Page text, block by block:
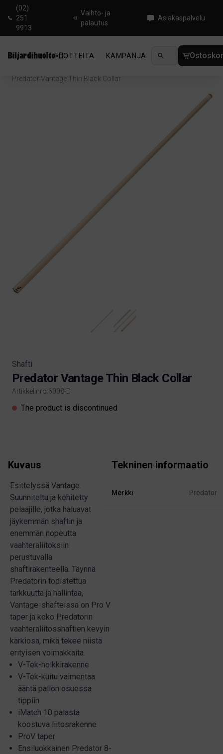
(02)
251
9913
Vaihto- ja
palautus
Asiakaspalvelu
TUOTTEITA KAMPANJA UUTUUDET
Predator Vantage Thin Black Collar
Shafti
Predator Vantage Thin Black Collar
Artikkelinro:6008-D
Product information
The product is discontinued
Kuvaus
Esittelyssä Vantage.
Suunniteltu ja kehitetty
pelaajille, jotka haluavat
jäykemmän shaftin ja
enemmän nopeutta
vaahteraliitoksiin
perustuvalla
shaftirakenteella. Täynnä
Predatorin todistettua
tarkkuutta ja hallintaa,
Vantage-shafteissa on Pro V
taper ja koko Predatorin
vaahteraliitosshaftien kevyin
kärkiosa, mikä tekee niistä
erityisen voimakkaita.
V-Tek-holkkirakenne
V-Tek-kuitu vaimentaa
ääntä pallon osuessa
tippiin
iMatch 10 palasta
koostuva liitosrakenne
ProV taper
Ensiluokkainen Predator 8-
Tekninen informaatio
Merkki Predator